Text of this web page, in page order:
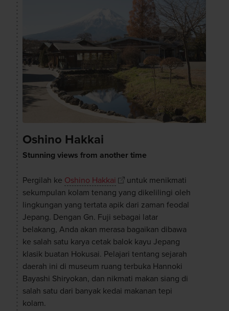
Oshino Hakkai
Stunning views from another time
Pergilah ke Oshino Hakkai
untuk menikmati
sekumpulan kolam tenang yang dikelilingi oleh
lingkungan yang tertata apik dari zaman feodal
Jepang. Dengan Gn. Fuji sebagai latar
belakang, Anda akan merasa bagaikan dibawa
ke salah satu karya cetak balok kayu Jepang
klasik buatan Hokusai. Pelajari tentang sejarah
daerah ini di museum ruang terbuka Hannoki
Bayashi Shiryokan, dan nikmati makan siang di
salah satu dari banyak kedai makanan tepi
kolam.